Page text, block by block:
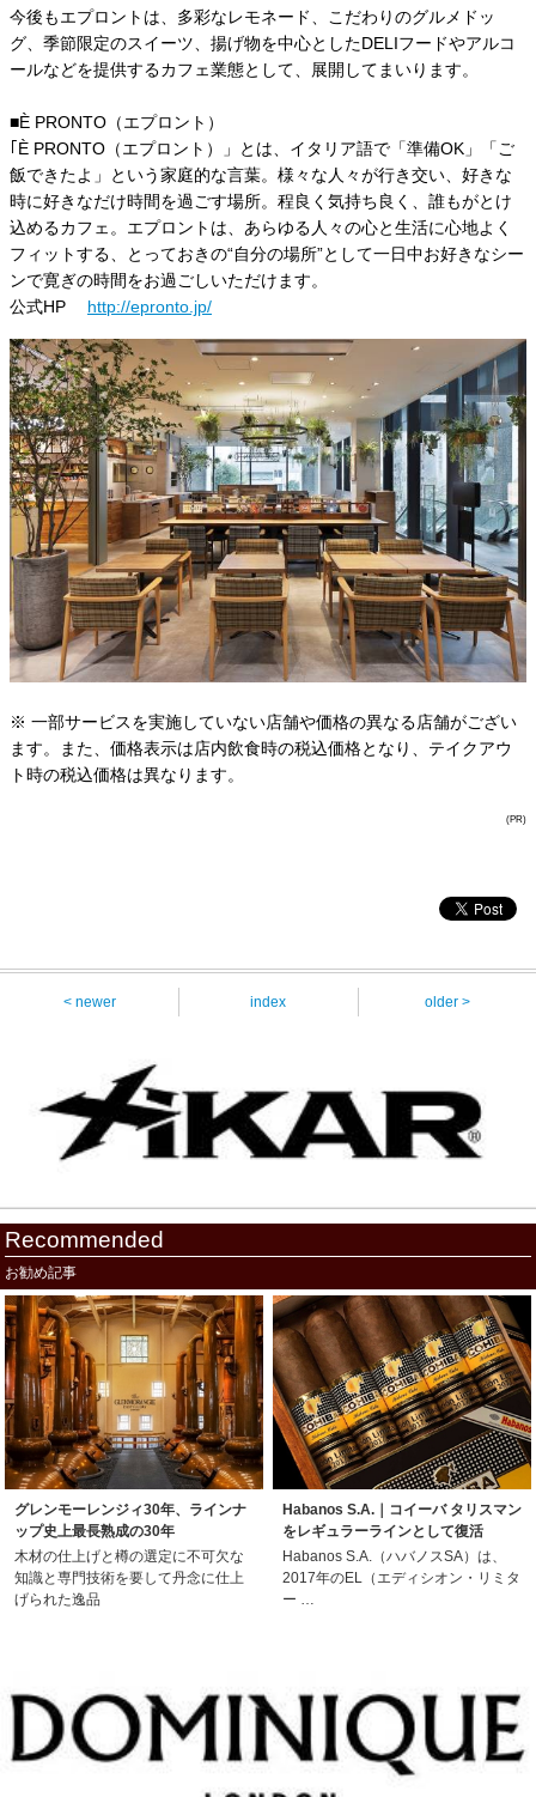
今後もエプロントは、多彩なレモネード、こだわりのグルメドッ
グ、季節限定のスイーツ、揚げ物を中心としたDELIフードやアルコ
ールなどを提供するカフェ業態として、展開してまいります。
■È PRONTO（エプロント）
｢È PRONTO（エプロント）」とは、イタリア語で「準備OK」「ご
飯できたよ」という家庭的な言葉。様々な人々が行き交い、好きな
時に好きなだけ時間を過ごす場所。程良く気持ち良く、誰もがとけ
込めるカフェ。エプロントは、あらゆる人々の心と生活に心地よく
フィットする、とっておきの“自分の場所”として一日中お好きなシー
ンで寛ぎの時間をお過ごしいただけます。
公式HP http://epronto.jp/
※ 一部サービスを実施していない店舗や価格の異なる店舗がござい
ます。また、価格表示は店内飲食時の税込価格となり、テイクアウ
ト時の税込価格は異なります。
(PR)
< newer index older >
Recommended
お勧め記事
グレンモーレンジィ30年、ラインナ
ップ史上最長熟成の30年
木材の仕上げと樽の選定に不可欠な
知識と専門技術を要して丹念に仕上
げられた逸品
Habanos S.A.｜コイーバ タリスマン
をレギュラーラインとして復活
Habanos S.A.（ハバノスSA）は、
2017年のEL（エディシオン・リミタ
ー …